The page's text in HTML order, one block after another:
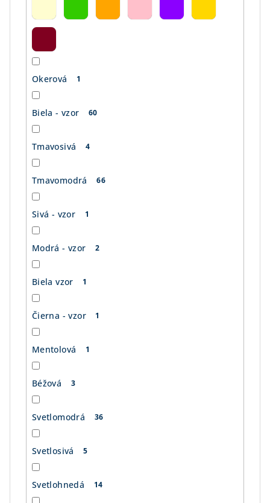
Okerová 1
Biela - vzor 60
Tmavosivá 4
Tmavomodrá 66
Sivá - vzor 1
Modrá - vzor 2
Biela vzor 1
Čierna - vzor 1
Mentolová 1
Béžová 3
Svetlomodrá 36
Svetlosivá 5
Svetlohnedá 14